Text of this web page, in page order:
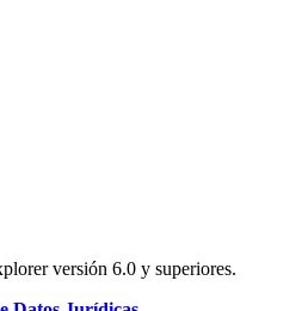
versión 6.0 y superiores.